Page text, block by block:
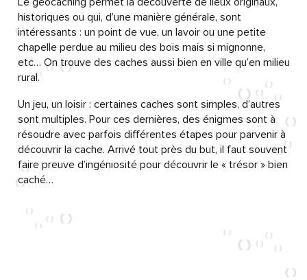
historiques ou qui, d’une manière générale, sont
intéressants : un point de vue, un lavoir ou une petite
chapelle perdue au milieu des bois mais si mignonne,
etc… On trouve des caches aussi bien en ville qu’en milieu
rural.
Un jeu, un loisir : certaines caches sont simples, d’autres
sont multiples. Pour ces dernières, des énigmes sont à
résoudre avec parfois différentes étapes pour parvenir à
découvrir la cache. Arrivé tout près du but, il faut souvent
faire preuve d’ingéniosité pour découvrir le « trésor » bien
caché…